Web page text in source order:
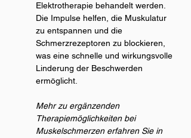
Elektrotherapie behandelt werden.
Die Impulse helfen, die Muskulatur
zu entspannen und die
Schmerzrezeptoren zu blockieren,
was eine schnelle und wirkungsvolle
Linderung der Beschwerden
ermöglicht.
Mehr zu ergänzenden
Therapiemöglichkeiten bei
Muskelschmerzen erfahren Sie in